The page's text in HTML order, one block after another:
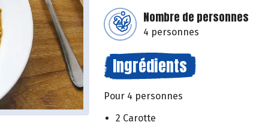
Nombre de personnes
4 personnes
Ingrédients
Pour 4 personnes
2 Carotte